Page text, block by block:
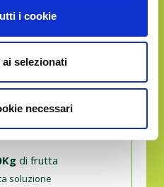
i cookie
selezionati
necessari
di frutta
soluzione